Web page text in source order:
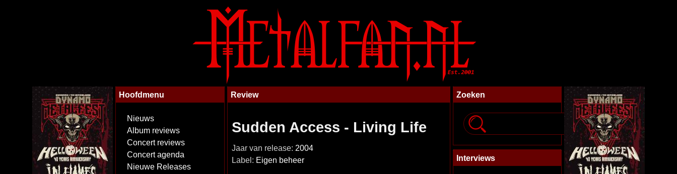
Hoofdmenu
Nieuws
Album reviews
Concert reviews
Concert agenda
Nieuwe Releases
Review
Sudden Access - Living Life
Jaar van release: 2004
Label: Eigen beheer
Zoeken
Interviews